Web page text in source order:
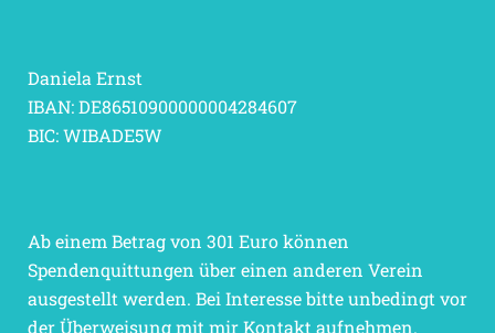
Daniela Ernst
IBAN: DE86510900000004284607
BIC: WIBADE5W
Ab einem Betrag von 301 Euro können
Spendenquittungen über einen anderen Verein
ausgestellt werden. Bei Interesse bitte unbedingt vor
der Überweisung mit mir Kontakt aufnehmen.